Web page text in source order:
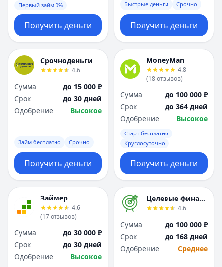
Пенза
Пермь
Р
Ростов-на-Дону
Рязань
С
Самара
Санкт-Петербург
Саратов
Севастополь
Сочи
Сургут
Т
Тверь
Тольятти
Томск
Тула
Ульяновск
Уфа
Пенза
Пермь
Р
Ростов-на-Дону
Рязань
С
Самара
Санкт-Петербург
Саратов
Севастополь
Сочи
Сургут
Т
Тверь
Тольятти
Томск
Тула
Ульяновск
Уфа
Первый займ 0%
Получить деньги
Быстрые деньги Срочно
Получить деньги
Срочноденьги
4.6
Сумма
до 15 000 ₽
Срок
до 30 дней
Одобрение
Высокое
Займ бесплатно Срочно
Получить деньги
MoneyMan
4.8
(18отзывов)
Сумма
до 100 000 ₽
Срок
до 364 дней
Одобрение
Высокое
Старт бесплатно
Круглосуточно
Получить деньги
Займер
4.6
(17отзывов)
Сумма
до 30 000 ₽
Срок
до 30 дней
Одобрение
Высокое
Целевые финансы
4.6
Сумма
до 100 000 ₽
Срок
до 168 дней
Одобрение
Среднее